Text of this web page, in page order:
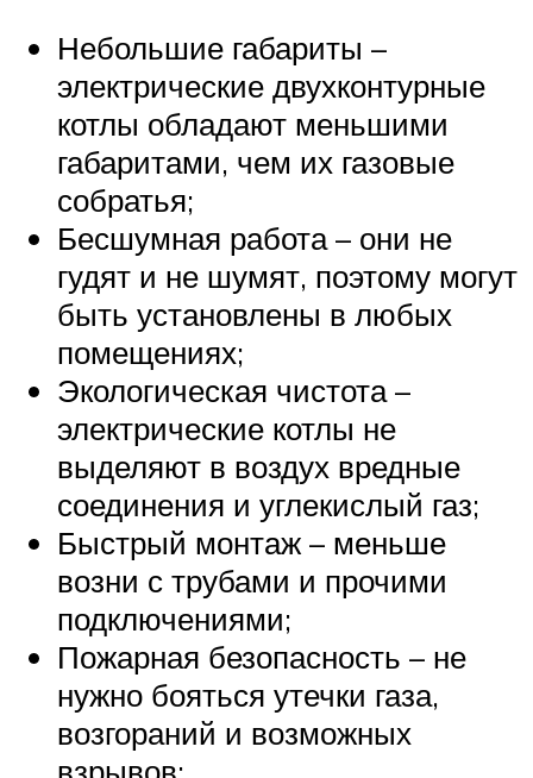
Небольшие габариты –
электрические двухконтурные
котлы обладают меньшими
габаритами, чем их газовые
собратья;
Бесшумная работа – они не
гудят и не шумят, поэтому могут
быть установлены в любых
помещениях;
Экологическая чистота –
электрические котлы не
выделяют в воздух вредные
соединения и углекислый газ;
Быстрый монтаж – меньше
возни с трубами и прочими
подключениями;
Пожарная безопасность – не
нужно бояться утечки газа,
возгораний и возможных